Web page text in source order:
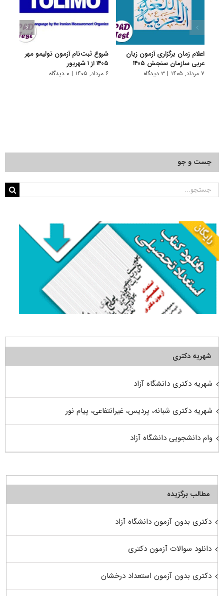
اعلام زمان برگزاری آزمون زبان
عربی سازمان سنجش ۱۴۰۵
۷ مرداد, ۱۴۰۵ | ۳ دیدگاه
شروع ثبت‌نام آزمون‌ تولیمو مهر
۱۴۰۵ از ۱ شهریور
۶ مرداد, ۱۴۰۵ | ۰ دیدگاه
جست و جو
جستجو
شهریه دکتری
شهریه دکتری دانشگاه آزاد
شهریه دکتری شبانه، پردیس، غیرانتفاعی، پیام نور
وام دانشجویی دانشگاه آزاد
مطالب برگزیده
دکتری بدون آزمون دانشگاه آزاد
دانلود سوالات آزمون دکتری
دکتری بدون آزمون استعداد درخشان